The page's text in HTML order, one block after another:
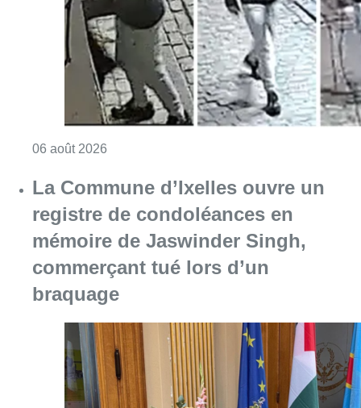
mémoire de Jaswinder Singh,
commerçant tué lors d’un
braquage
06 août 2026 Consulter l'article "La Commune d’Ixelles